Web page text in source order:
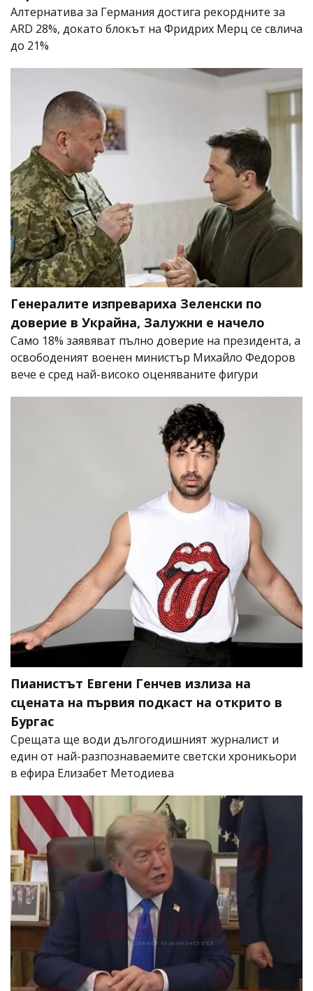
Алтернатива за Германия достига рекордните за
ARD 28%, докато блокът на Фридрих Мерц се свлича
до 21%
Генералите изпревариха Зеленски по
доверие в Украйна, Залужни е начело
Само 18% заявяват пълно доверие на президента, а
освободеният военен министър Михайло Федоров
вече е сред най-високо оценяваните фигури
Пианистът Евгени Генчев излиза на
сцената на първия подкаст на открито в
Бургас
Срещата ще води дългогодишният журналист и
един от най-разпознаваемите светски хроникьори
в ефира Елизабет Методиева